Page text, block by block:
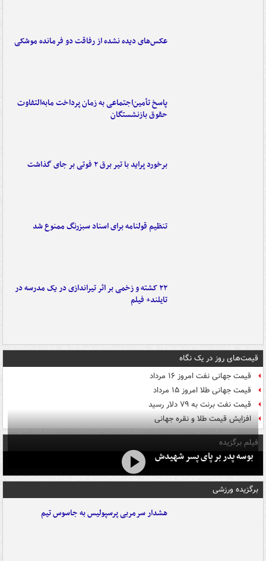
عکس‌های دیده نشده از رفاقت دو فرمانده‌ موشکی
پاسخ تأمین‌اجتماعی به زمان پرداخت مابه‌التفاوت
حقوق بازنشستگان
برخورد پراید با تیر برق ۲ فوتی بر جای گذاشت
تنظیم قولنامه برای اسناد سبزرنگ ممنوع شد
۲۲ کشته و زخمی بر اثر تیراندازی در یک مدرسه در
تایلند+ فیلم
قیمت‌های روز در یک نگاه
قیمت جهانی نفت امروز ۱۶ مرداد
قیمت جهانی طلا امروز ۱۵ مرداد
قیمت نفت برنت به ۷۹ دلار رسید
افزایش قیمت طلا و نقره جهانی
فیلم برگزیده
بوسه‌ پدر بر پای پسر شهیدش
برگزیده ورزشی
هشدار سرمربی پرسپولیس به جاسوس تیم